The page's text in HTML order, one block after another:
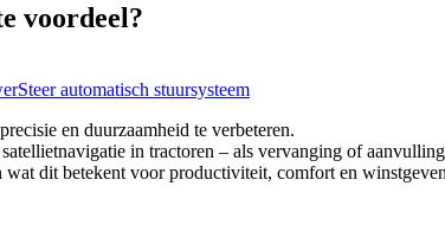
voordeel?
automatisch stuursysteem
en duurzaamheid te verbeteren.
in tractoren – als vervanging of
dit betekent voor productiviteit, comfort en